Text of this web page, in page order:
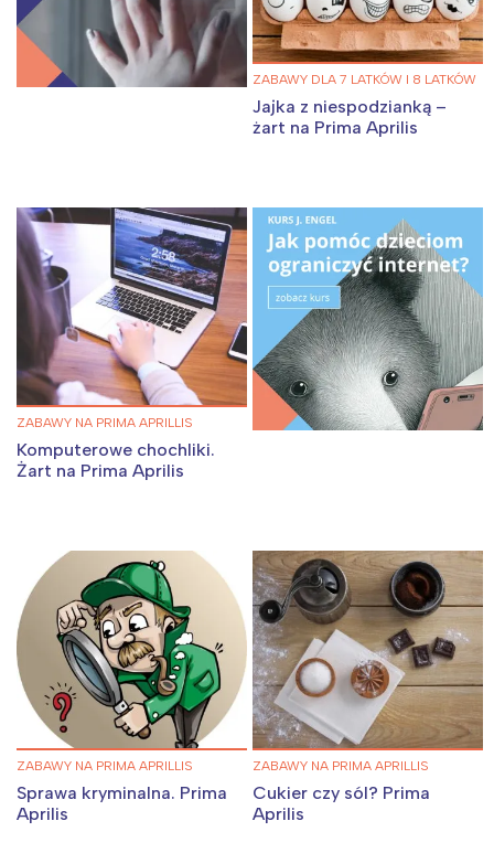
ZABAWY DLA 7 LATKÓW I 8 LATKÓW
Jajka z niespodzianką –
żart na Prima Aprilis
ZABAWY NA PRIMA APRILLIS
Komputerowe chochliki.
Żart na Prima Aprilis
ZABAWY NA PRIMA APRILLIS
Sprawa kryminalna. Prima
Aprilis
ZABAWY NA PRIMA APRILLIS
Cukier czy sól? Prima
Aprilis